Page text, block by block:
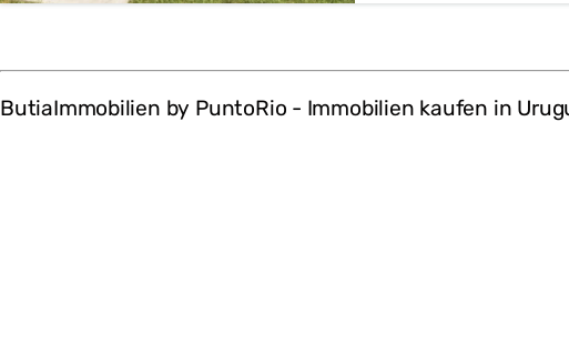
ButiaImmobilien by PuntoRio - Immobilien kaufen in